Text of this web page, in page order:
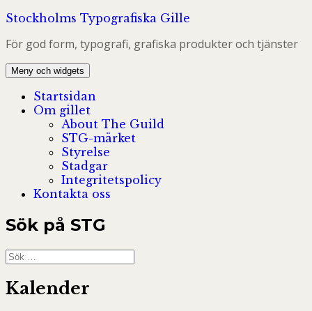
Hoppa
innehåll
Stockholms Typografiska Gille
För god form, typografi, grafiska produkter och tjänster
Meny och widgets
Startsidan
Om gillet
About The Guild
STG-märket
Styrelse
Stadgar
Integritetspolicy
Kontakta oss
Sök på STG
Sök
efter:
Kalender